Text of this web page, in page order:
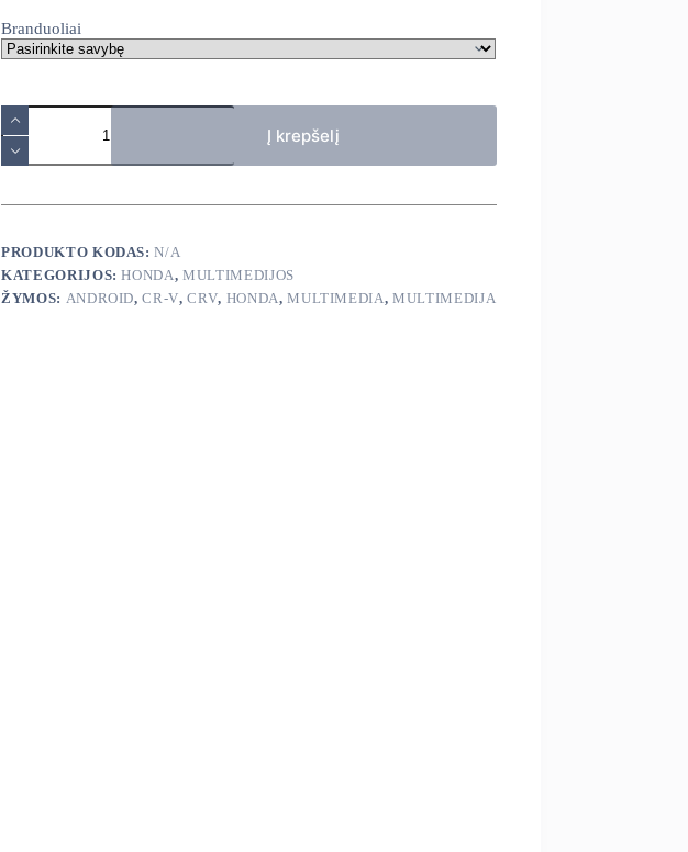
Branduoliai
produkto
kiekis:
Honda
CRV
V
2012
android
multimedija
Į krepšelį
PRODUKTO KODAS:N/A
KATEGORIJOS:HONDA,MULTIMEDIJOS
ŽYMOS: ANDROID,CR-V,CRV, HONDA,MULTIMEDIA,MULTIMEDIJA